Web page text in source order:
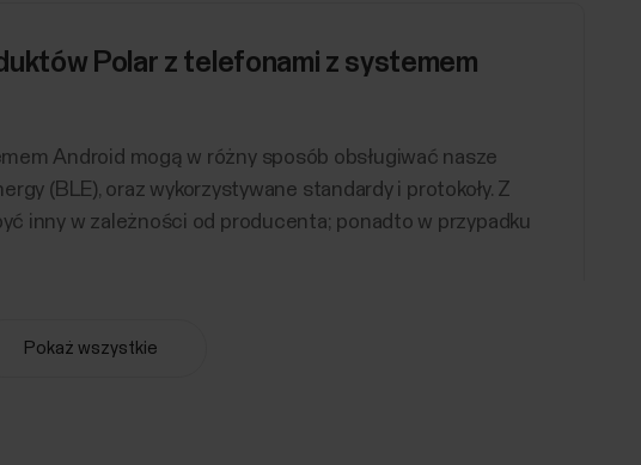
Polar z telefonami z systemem
Android mogą w różny sposób obsługiwać nasze
(BLE), oraz wykorzystywane standardy i protokoły. Z
inny w zależności od producenta; ponadto w przypadku
Pokaż wszystkie